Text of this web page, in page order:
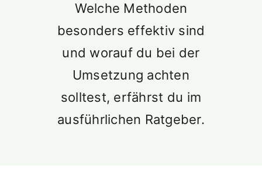
Welche Methoden
besonders effektiv sind
und worauf du bei der
Umsetzung achten
solltest, erfährst du im
ausführlichen Ratgeber.